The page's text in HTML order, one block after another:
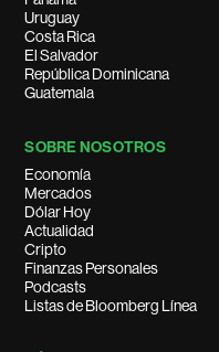
Uruguay
Costa Rica
El Salvador
República Dominicana
Guatemala
SOBRE NOSOTROS
Economía
Mercados
Dólar Hoy
Actualidad
Cripto
Finanzas Personales
Podcasts
Listas de Bloomberg Línea